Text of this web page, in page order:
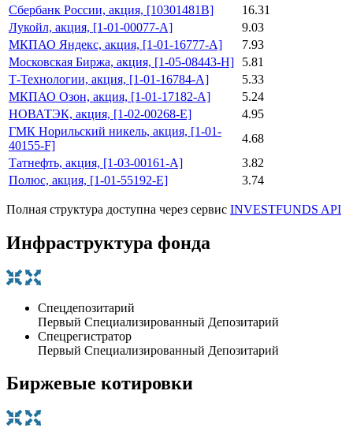
Сбербанк России, акция, [10301481B]
16.31
Лукойл, акция, [1-01-00077-A]
9.03
МКПАО Яндекс, акция, [1-01-16777-A]
7.93
Московская Биржа, акция, [1-05-08443-H]
5.81
Т-Технологии, акция, [1-01-16784-A]
5.33
МКПАО Озон, акция, [1-01-17182-A]
5.24
НОВАТЭК, акция, [1-02-00268-E]
4.95
ГМК Норильский никель, акция, [1-01-
40155-F]
4.68
Татнефть, акция, [1-03-00161-A]
3.82
Полюс, акция, [1-01-55192-E]
3.74
Полная структура доступна через сервис INVESTFUNDS API
Инфраструктура фонда
Спецдепозитарий
Первый Специализированный Депозитарий
Спецрегистратор
Первый Специализированный Депозитарий
Биржевые котировки